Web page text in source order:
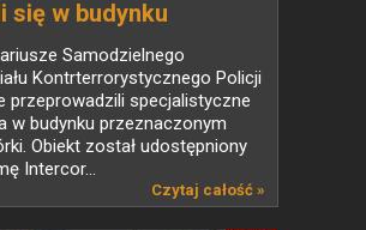
się w budynku
do rozbiórki
Samodzielnego
Kontrterrorystycznego Policji
przeprowadzili specjalistyczne
w budynku przeznaczonym
Obiekt został udostępniony
Intercor...
Czytaj całość »